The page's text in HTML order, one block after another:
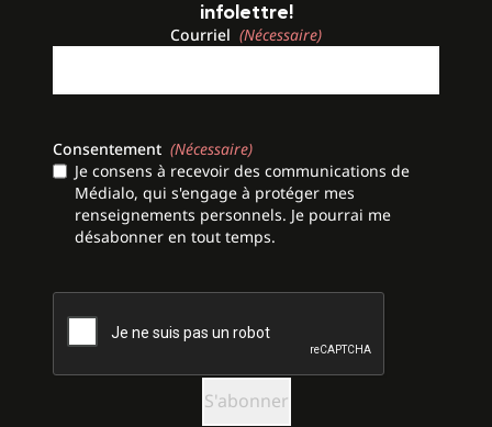
infolettre!
Courriel (Nécessaire)
Consentement (Nécessaire)
Je consens à recevoir des communications de
Médialo, qui s'engage à protéger mes
renseignements personnels. Je pourrai me
désabonner en tout temps.
CAPTCHA